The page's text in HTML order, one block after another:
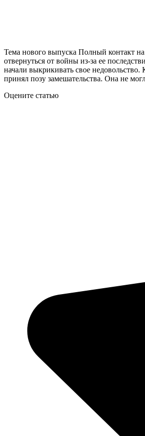
Тема нового выпуска Полный контакт
отвернуться от войны из-за ее
начали выкрикивать свое
принял позу замешательства. Она не
Оцените статью